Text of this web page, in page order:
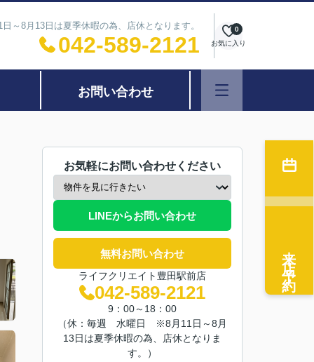
8月13日は夏季休暇の為、店休となります。
042-589-2121 お気に入り
0
お問い合わせ
お気軽にお問い合わせください
LINEからお問い合わせ
無料お問い合わせ
ライフクリエイト豊田駅前店
042-589-2121
9：00～18：00
（休：毎週 水曜日 ※8月11日～8月
13日は夏季休暇の為、店休となりま
す。）
来店予約